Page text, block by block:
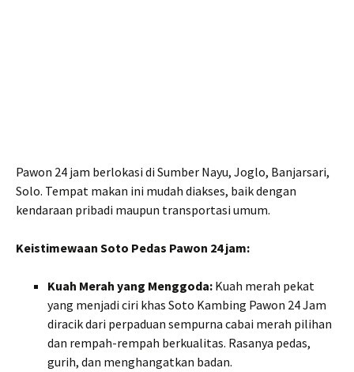
Pawon 24 jam berlokasi di Sumber Nayu, Joglo, Banjarsari,
Solo. Tempat makan ini mudah diakses, baik dengan
kendaraan pribadi maupun transportasi umum.
Keistimewaan Soto Pedas Pawon 24 jam:
Kuah Merah yang Menggoda: Kuah merah pekat
yang menjadi ciri khas Soto Kambing Pawon 24 Jam
diracik dari perpaduan sempurna cabai merah pilihan
dan rempah-rempah berkualitas. Rasanya pedas,
gurih, dan menghangatkan badan.